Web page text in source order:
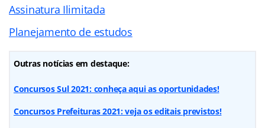
Assinatura Ilimitada
Planejamento de estudos
Outras notícias em destaque:
Concursos Sul 2021: conheça aqui as oportunidades!
Concursos Prefeituras 2021: veja os editais previstos!